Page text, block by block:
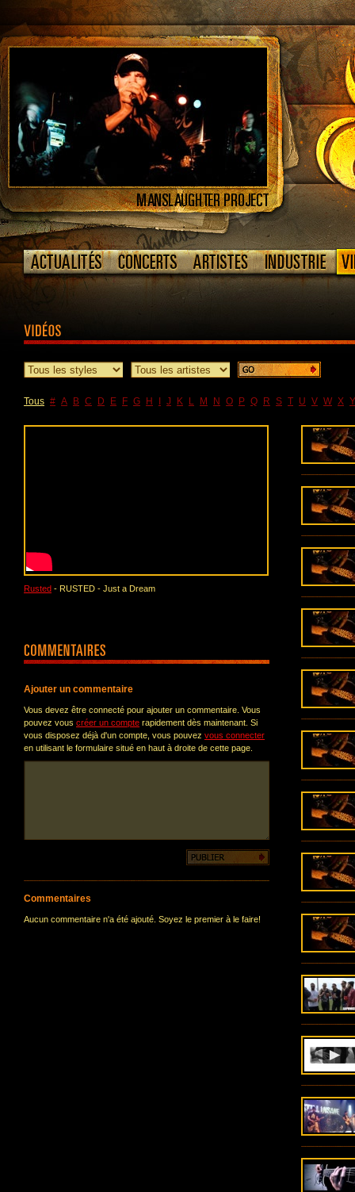
Tous # A B C D E F G H J K L M N O P Q R S T U V W X Y
Rusted - RUSTED - Just a Dream
Ajouter un commentaire
Vous devez être connecté pour ajouter un commentaire. Vous
pouvez vous créer un compte rapidement dès maintenant. Si
vous disposez déjà d'un compte, vous pouvez vous connecter
en utilisant le formulaire situé en haut à droite de cette page.
Commentaires
Aucun commentaire n'a été ajouté. Soyez le premier à le faire!